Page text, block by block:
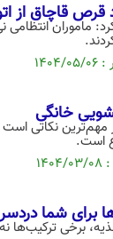
ماموران
خانگی
نکاتی‌
است.
برای شما
برخی ترکیب‌ها